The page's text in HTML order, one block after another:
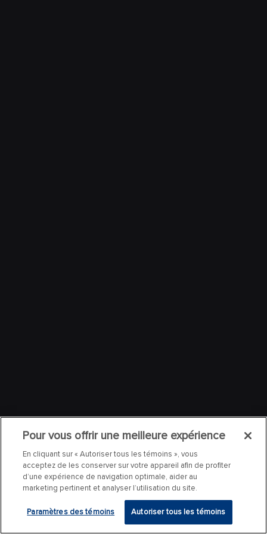
Pour vous offrir une meilleure expérience
En cliquant sur « Autoriser tous les témoins », vous
acceptez de les conserver sur votre appareil afin de profiter
d’une expérience de navigation optimale, aider au
marketing pertinent et analyser l’utilisation du site.
Paramètres des témoins Autoriser tous les témoins